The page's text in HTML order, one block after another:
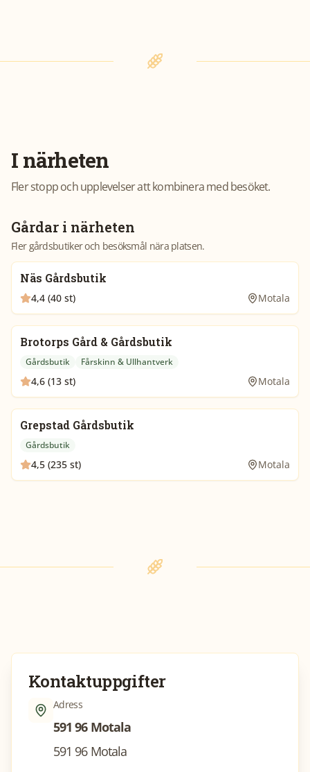
I närheten
Fler stopp och upplevelser att kombinera med besöket.
Gårdar i närheten
Fler gårdsbutiker och besöksmål nära platsen.
Näs Gårdsbutik
4,4 (40 st) Motala
Brotorps Gård & Gårdsbutik
Gårdsbutik Fårskinn & Ullhantverk
4,6 (13 st) Motala
Grepstad Gårdsbutik
Gårdsbutik
4,5 (235 st) Motala
Kontaktuppgifter
Adress
591 96 Motala
591 96 Motala